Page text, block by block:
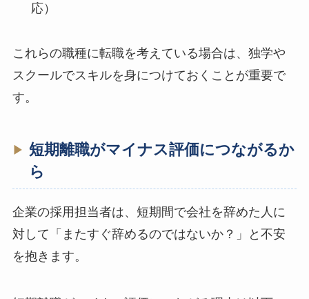
応）
これらの職種に転職を考えている場合は、独学や
スクールでスキルを身につけておくことが重要で
す。
短期離職がマイナス評価につながるか
ら
企業の採用担当者は、短期間で会社を辞めた人に
対して「またすぐ辞めるのではないか？」と不安
を抱きます。